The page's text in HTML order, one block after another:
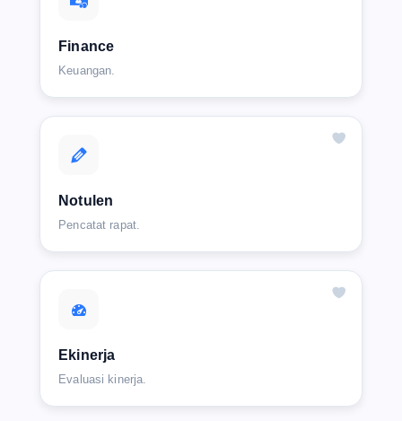
Finance
Keuangan.
Notulen
Pencatat rapat.
Ekinerja
Evaluasi kinerja.